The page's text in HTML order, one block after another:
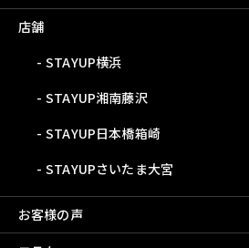
店舗
STAYUP横浜
STAYUP湘南藤沢
STAYUP日本橋箱崎
STAYUPさいたま大宮
お客様の声